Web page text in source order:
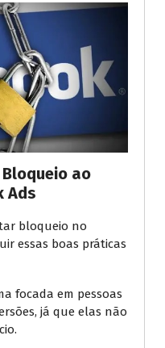
ao
Ads
bloqueio no
essas boas práticas
focada em pessoas
já que elas não